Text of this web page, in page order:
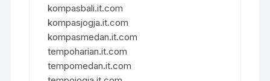
kompasbali.it.com
kompasjogja.it.com
kompasmedan.it.com
tempoharian.it.com
tempomedan.it.com